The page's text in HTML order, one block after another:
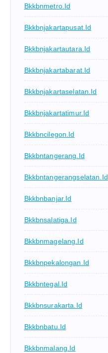
Bkkbnmetro.id
Bkkbnjakartapusat.id
Bkkbnjakartautara.id
Bkkbnjakartabarat.id
Bkkbnjakartaselatan.id
Bkkbnjakartatimur.id
Bkkbncilegon.id
Bkkbntangerang.id
Bkkbntangerangselatan.id
Bkkbnbanjar.id
Bkkbnsalatiga.id
Bkkbnmagelang.id
Bkkbnpekalongan.id
Bkkbntegal.id
Bkkbnsurakarta.id
Bkkbnbatu.id
Bkkbnmalang.id